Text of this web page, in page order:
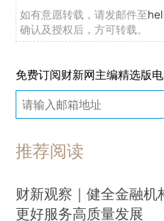
如有意愿转载，请发邮件至
确认及授权后，方可转载。
免费订阅财新网主编精选版
推荐阅读
财新观察｜健全金融机
更好服务高质量发展